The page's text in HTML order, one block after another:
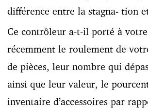
différence entre la stagna- tion
Ce contrôleur a-t-il porté à
récemment le roulement de
de pièces, leur nombre qui
ainsi que leur valeur, le
inventaire d’accessoires par